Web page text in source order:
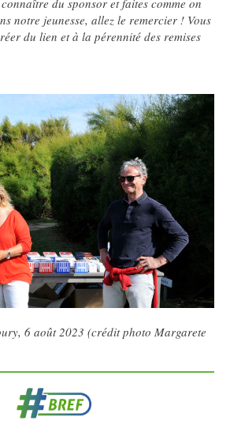
notre jeunesse, allez le remercier ! Vous
du lien et à la pérennité des remises
6 août 2023 (crédit photo Margarete